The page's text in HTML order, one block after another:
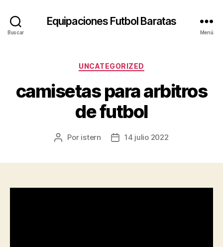
Buscar
Equipaciones Futbol Baratas
Menú
Categorías
UNCATEGORIZED
camisetas para arbitros
de futbol
Autor
Por istern
Fecha14 julio 2022